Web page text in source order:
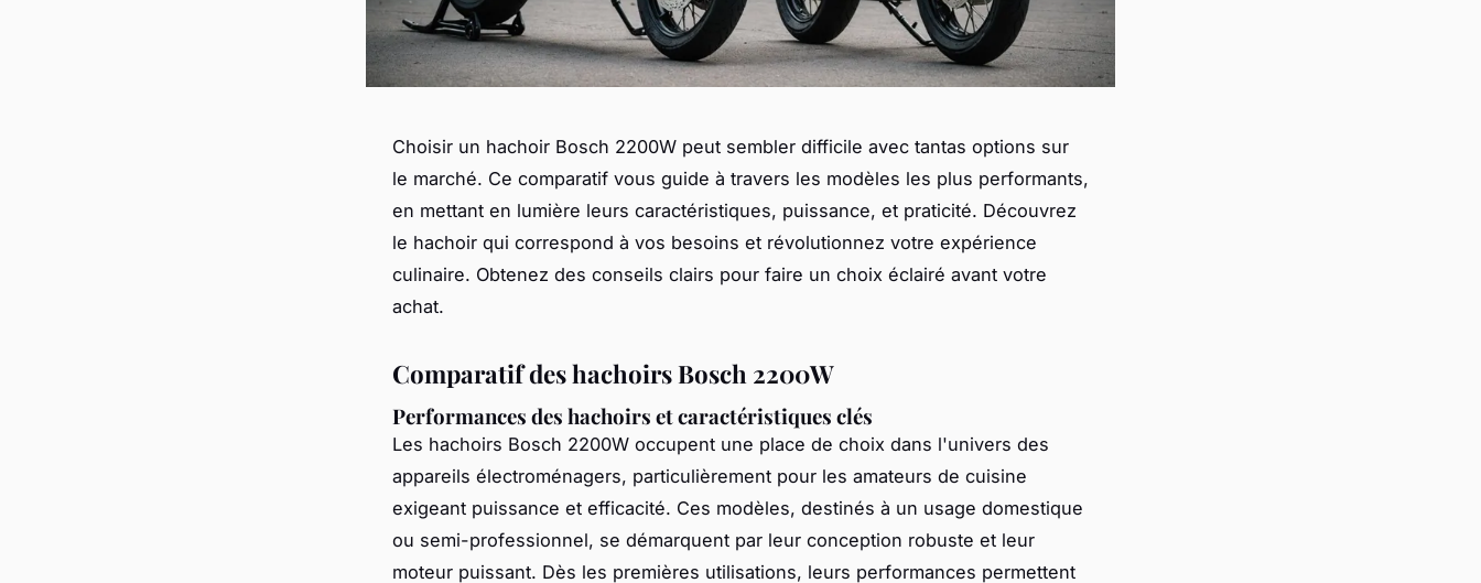
Choisir un hachoir Bosch 2200W peut sembler difficile avec tantas options sur
le marché. Ce comparatif vous guide à travers les modèles les plus performants,
en mettant en lumière leurs caractéristiques, puissance, et praticité. Découvrez
le hachoir qui correspond à vos besoins et révolutionnez votre expérience
culinaire. Obtenez des conseils clairs pour faire un choix éclairé avant votre
achat.
Comparatif des hachoirs Bosch 2200W
Performances des hachoirs et caractéristiques clés
Les hachoirs Bosch 2200W occupent une place de choix dans l'univers des
appareils électroménagers, particulièrement pour les amateurs de cuisine
exigeant puissance et efficacité. Ces modèles, destinés à un usage domestique
ou semi-professionnel, se démarquent par leur conception robuste et leur
moteur puissant. Dès les premières utilisations, leurs performances permettent